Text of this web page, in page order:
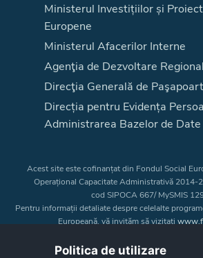
Ministerul Investițiilor și
Europene
Ministerul Afacerilor Interne
Agenţia de Dezvoltare
Direcţia Generală de
Direcția pentru Evidența
Administrarea Bazelor de Date
Acest site este cofinanțat din Fondul Social
Operațional Capacitate Administrativă 2014-
cod SIPOCA 667/ MySMIS
Pentru informații detaliate despre celelalte
Europeană, vă invităm să vizitați
a Uniunii Europene. Întreaga
Politica de utilizare